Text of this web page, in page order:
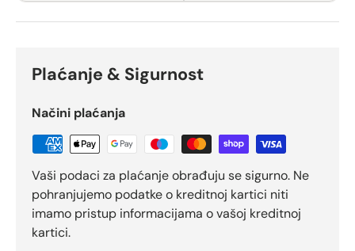
Plaćanje & Sigurnost
Načini plaćanja
Vaši podaci za plaćanje obrađuju se sigurno. Ne
pohranjujemo podatke o kreditnoj kartici niti
imamo pristup informacijama o vašoj kreditnoj
kartici.